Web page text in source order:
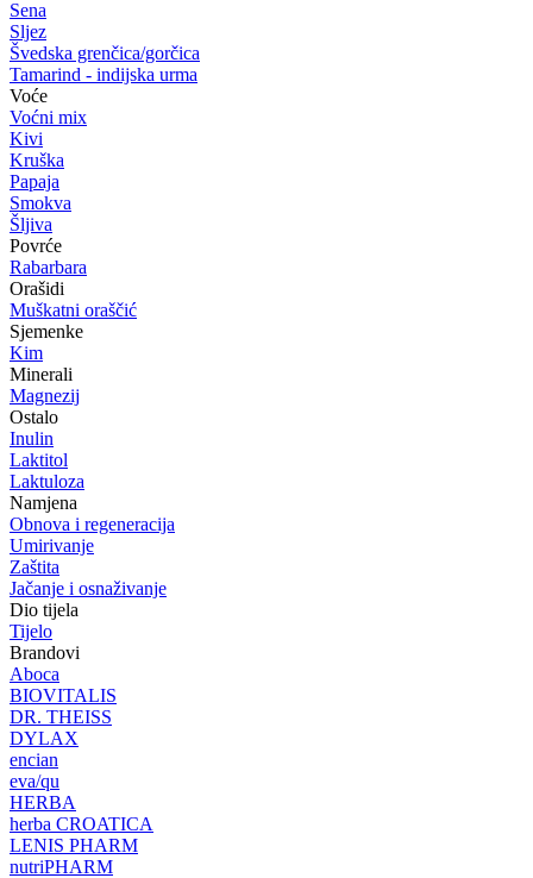
Sena
Sljez
Švedska grenčica/gorčica
Tamarind - indijska urma
Voće
Voćni mix
Kivi
Kruška
Papaja
Smokva
Šljiva
Povrće
Rabarbara
Orašidi
Muškatni oraščić
Sjemenke
Kim
Minerali
Magnezij
Ostalo
Inulin
Laktitol
Laktuloza
Namjena
Obnova i regeneracija
Umirivanje
Zaštita
Jačanje i osnaživanje
Dio tijela
Tijelo
Brandovi
Aboca
BIOVITALIS
DR. THEISS
DYLAX
encian
eva/qu
HERBA
herba CROATICA
LENIS PHARM
nutriPHARM